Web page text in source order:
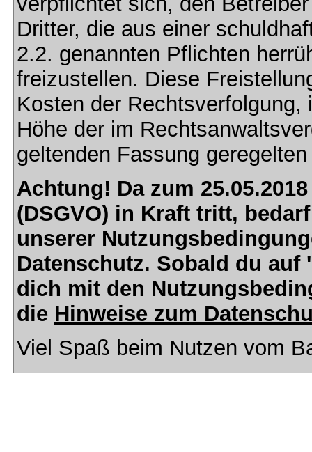
Dritter, die aus einer
2.2. genannten Pflichten
freizustellen. Diese
Kosten der
Höhe der im
geltenden Fassung
Achtung! Da zum
(DSGVO) in Kraft tritt,
unserer
Datenschutz. Sobald du
dich mit den
die Hinweise zum
Viel Spaß beim Nutzen vom